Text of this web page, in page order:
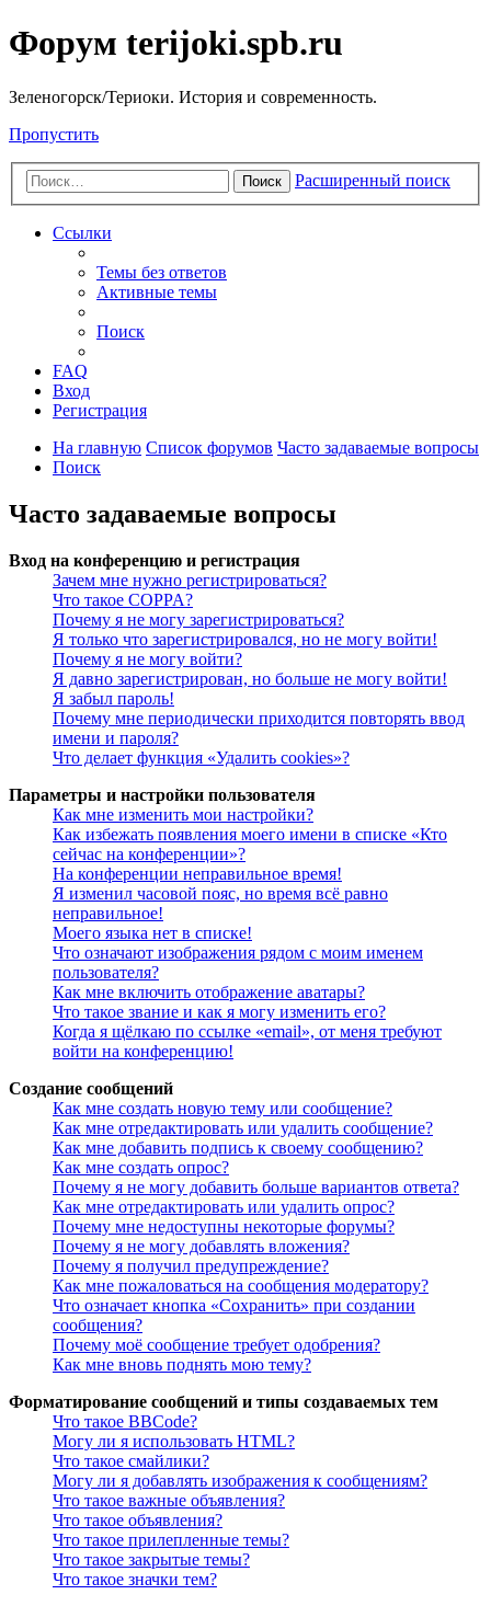
Форум terijoki.spb.ru
Зеленогорск/Териоки. История и современность.
Пропустить
Поиск Расширенный поиск
Ссылки
Темы без ответов
Активные темы
Поиск
FAQ
Вход
Регистрация
На главную Список форумов Часто задаваемые вопросы
Поиск
Часто задаваемые вопросы
Вход на конференцию и регистрация
Зачем мне нужно регистрироваться?
Что такое COPPA?
Почему я не могу зарегистрироваться?
Я только что зарегистрировался, но не могу войти!
Почему я не могу войти?
Я давно зарегистрирован, но больше не могу войти!
Я забыл пароль!
Почему мне периодически приходится повторять ввод
имени и пароля?
Что делает функция «Удалить cookies»?
Параметры и настройки пользователя
Как мне изменить мои настройки?
Как избежать появления моего имени в списке «Кто
сейчас на конференции»?
На конференции неправильное время!
Я изменил часовой пояс, но время всё равно
неправильное!
Моего языка нет в списке!
Что означают изображения рядом с моим именем
пользователя?
Как мне включить отображение аватары?
Что такое звание и как я могу изменить его?
Когда я щёлкаю по ссылке «email», от меня требуют
войти на конференцию!
Создание сообщений
Как мне создать новую тему или сообщение?
Как мне отредактировать или удалить сообщение?
Как мне добавить подпись к своему сообщению?
Как мне создать опрос?
Почему я не могу добавить больше вариантов ответа?
Как мне отредактировать или удалить опрос?
Почему мне недоступны некоторые форумы?
Почему я не могу добавлять вложения?
Почему я получил предупреждение?
Как мне пожаловаться на сообщения модератору?
Что означает кнопка «Сохранить» при создании
сообщения?
Почему моё сообщение требует одобрения?
Как мне вновь поднять мою тему?
Форматирование сообщений и типы создаваемых тем
Что такое BBCode?
Могу ли я использовать HTML?
Что такое смайлики?
Могу ли я добавлять изображения к сообщениям?
Что такое важные объявления?
Что такое объявления?
Что такое прилепленные темы?
Что такое закрытые темы?
Что такое значки тем?